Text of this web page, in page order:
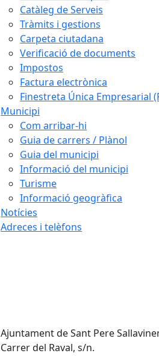
Catàleg de Serveis
Tràmits i gestions
Carpeta ciutadana
Verificació de documents
Impostos
Factura electrònica
Finestreta Única Empresarial
Municipi
Com arribar-hi
Guia de carrers / Plànol
Guia del municipi
Informació del municipi
Turisme
Informació geogràfica
Notícies
Adreces i telèfons
Ajuntament de Sant Pere
Carrer del Raval, s/n.